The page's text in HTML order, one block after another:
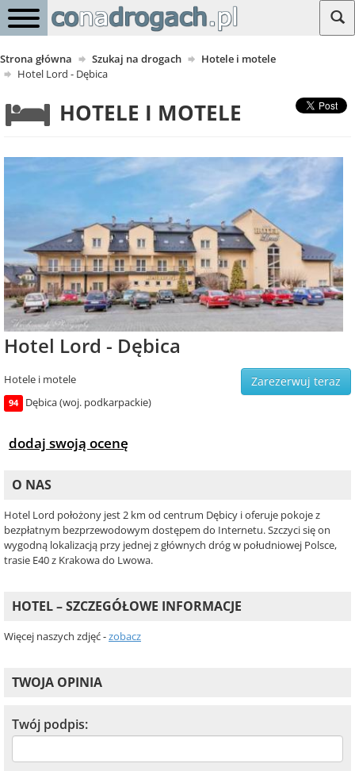
Strona główna Szukaj na drogach
Hotele i motele
Hotel Lord - Dębica
HOTELE I MOTELE
Hotel Lord - Dębica
Zarezerwuj teraz
Hotele i motele
94 Dębica (woj. podkarpackie)
dodaj swoją ocenę
O NAS
Hotel Lord położony jest 2 km od centrum Dębicy i oferuje pokoje z
bezpłatnym bezprzewodowym dostępem do Internetu. Szczyci się on
wygodną lokalizacją przy jednej z głównych dróg w południowej Polsce,
trasie E40 z Krakowa do Lwowa.
HOTEL – SZCZEGÓŁOWE INFORMACJE
Więcej naszych zdjęć -zobacz
TWOJA OPINIA
Twój podpis: